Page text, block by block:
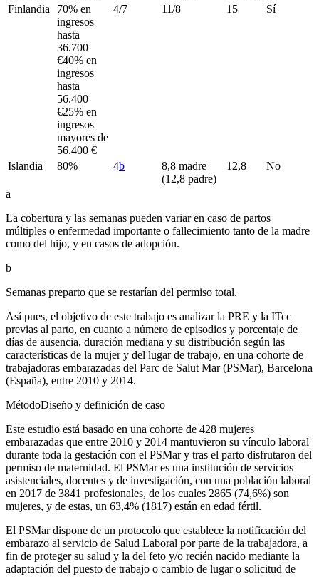
Finlandia
70% en
ingresos
hasta
36.700
€40% en
ingresos
hasta
56.400
€25% en
ingresos
mayores de
56.400 €
4/7 11/8 15 Sí
Islandia 80% 4b
8,8 madre
(12,8 padre)
12,8 No
a
La cobertura y las semanas pueden variar en caso de partos
múltiples o enfermedad importante o fallecimiento tanto de la madre
como del hijo, y en casos de adopción.
b
Semanas preparto que se restarían del permiso total.
Así pues, el objetivo de este trabajo es analizar la PRE y la ITcc
previas al parto, en cuanto a número de episodios y porcentaje de
días de ausencia, duración mediana y su distribución según las
características de la mujer y del lugar de trabajo, en una cohorte de
trabajadoras embarazadas del Parc de Salut Mar (PSMar), Barcelona
(España), entre 2010 y 2014.
MétodoDiseño y definición de caso
Este estudio está basado en una cohorte de 428 mujeres
embarazadas que entre 2010 y 2014 mantuvieron su vínculo laboral
durante toda la gestación con el PSMar y tras el parto disfrutaron del
permiso de maternidad. El PSMar es una institución de servicios
asistenciales, docentes y de investigación, con una población laboral
en 2017 de 3841 profesionales, de los cuales 2865 (74,6%) son
mujeres, y de estas, un 63,4% (1817) están en edad fértil.
El PSMar dispone de un protocolo que establece la notificación del
embarazo al servicio de Salud Laboral por parte de la trabajadora, a
fin de proteger su salud y la del feto y/o recién nacido mediante la
adaptación del puesto de trabajo o cambio de lugar o solicitud de